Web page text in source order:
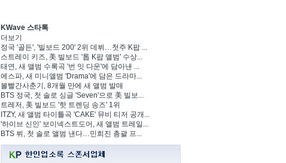
KWave 스타톡
더보기
정국 '골든', '빌보드 200' 2위 데뷔…첫주 K팝 ...
스트레이 키즈, 美 빌보드 '톱 K팝 앨범' 수상...
태연, 새 앨범 수록곡 '번 잇 다운'에 담아낸 ...
에스파, 새 미니앨범 'Drama'에 담은 드라마...
볼빨간사춘기, 8개월 만에 새 앨범 발매
BTS 정국, 첫 솔로 싱글 'Seven'으로 美 빌보...
트레저, 美 빌보드 '핫 트렌딩 송즈' 1위
ITZY, 새 앨범 타이틀곡 'CAKE' 뮤비 티저 공개...
'하이브 신인' 보이넥스트도어, 새 앨범 트레일...
BTS 뷔, 첫 솔로 앨범 낸다…민희진 총괄 프...